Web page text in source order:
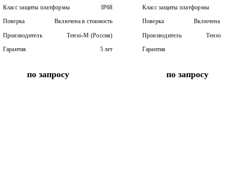
Класс защиты платформы IP68
Поверка Включена в стоимость
Производитель Тензо-М (Россия)
Гарантия 5 лет
по запросу
Класс защиты платформы
Поверка Включена в
Производитель Тензо-М
Гарантия
по запросу